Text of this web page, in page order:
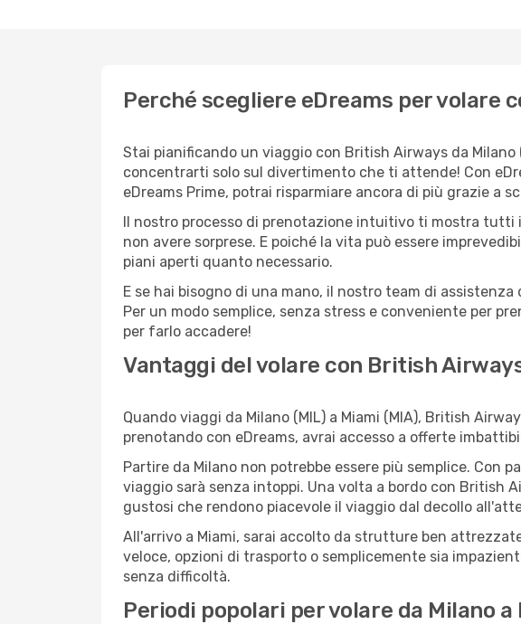
Perché scegliere eDreams per volare
Stai pianificando un viaggio con British Airways da Milano
concentrarti solo sul divertimento che ti attende! Con
eDreams Prime, potrai risparmiare ancora di più grazie a
Il nostro processo di prenotazione intuitivo ti mostra tutti
non avere sorprese. E poiché la vita può essere
piani aperti quanto necessario.
E se hai bisogno di una mano, il nostro team di
Per un modo semplice, senza stress e conveniente per
per farlo accadere!
Vantaggi del volare con British
Quando viaggi da Milano (MIL) a Miami (MIA), British
prenotando con eDreams, avrai accesso a offerte
Partire da Milano non potrebbe essere più semplice.
viaggio sarà senza intoppi. Una volta a bordo con British
gustosi che rendono piacevole il viaggio dal decollo
All'arrivo a Miami, sarai accolto da strutture ben
veloce, opzioni di trasporto o semplicemente sia
senza difficoltà.
Periodi popolari per volare da Milano a